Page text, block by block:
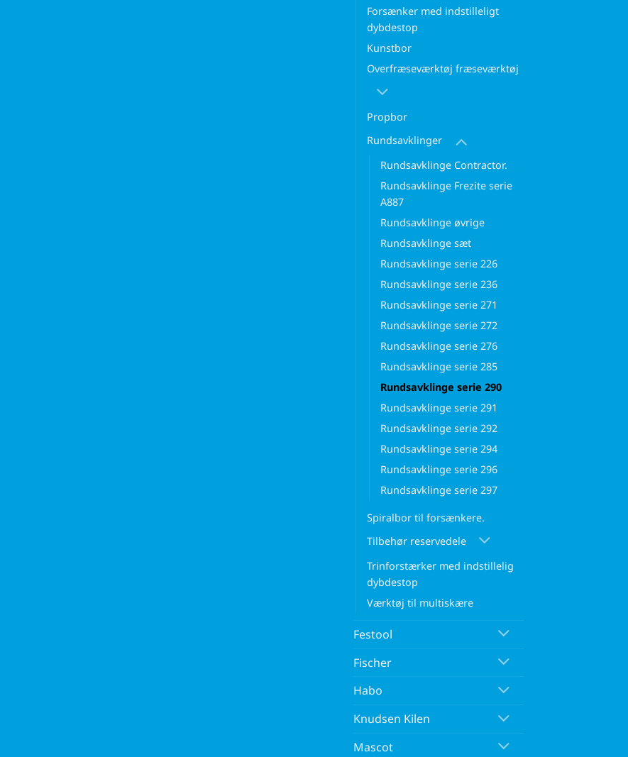
Forsænker med indstilleligt
dybdestop
Kunstbor
Overfræseværktøj fræseværktøj
Propbor
Rundsavklinger
Rundsavklinge Contractor.
Rundsavklinge Frezite serie
A887
Rundsavklinge øvrige
Rundsavklinge sæt
Rundsavklinge serie 226
Rundsavklinge serie 236
Rundsavklinge serie 271
Rundsavklinge serie 272
Rundsavklinge serie 276
Rundsavklinge serie 285
Rundsavklinge serie 290
Rundsavklinge serie 291
Rundsavklinge serie 292
Rundsavklinge serie 294
Rundsavklinge serie 296
Rundsavklinge serie 297
Spiralbor til forsænkere.
Tilbehør reservedele
Trinforstærker med indstillelig
dybdestop
Værktøj til multiskære
Festool
Fischer
Habo
Knudsen Kilen
Mascot